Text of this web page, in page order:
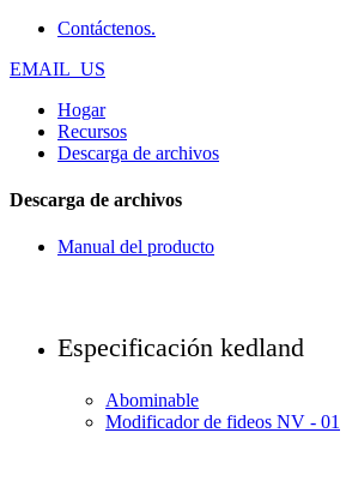
Contáctenos.
EMAIL_US
Hogar
Recursos
Descarga de archivos
Descarga de archivos
Manual del producto
Especificación kedland
Abominable
Modificador de fideos NV - 01